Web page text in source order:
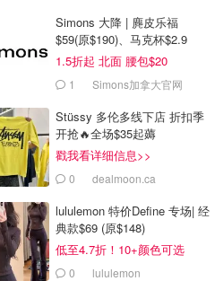
Simons 大降 | 麂皮乐福
$59(原$190)、马克杯$2.9
1.5折起 北面 腰包$20
1 Simons加拿大官网
Stüssy 多伦多线下店 折扣季
开抢🔥全场$35起薅
戳我看详细信息>>
0 dealmoon.ca
lululemon 特价Define 专场| 经
典款$69 (原$148)
低至4.7折！10+颜色可选
0 lululemon